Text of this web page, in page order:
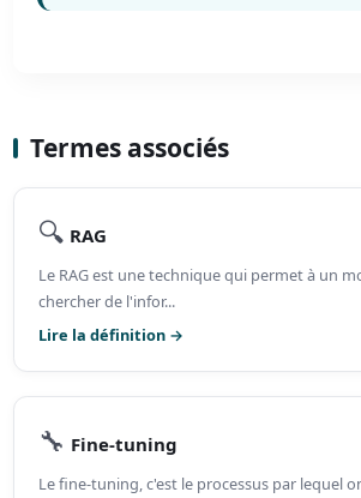
Termes associés
🔍 RAG
Le RAG est une technique qui permet à un
chercher de l'infor...
Lire la définition →
🔧 Fine-tuning
Le fine-tuning, c'est le processus par lequel